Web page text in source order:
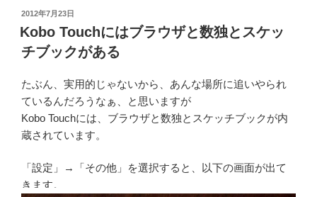
投
稿
日:
2012年7月23日
Kobo Touchにはブラウザと数独とスケッ
チブックがある
たぶん、実用的じゃないから、あんな場所に追いやられ
ているんだろうなぁ、と思いますが
Kobo Touchには、ブラウザと数独とスケッチブックが内
蔵されています。
「設定」→「その他」を選択すると、以下の画面が出て
きます。